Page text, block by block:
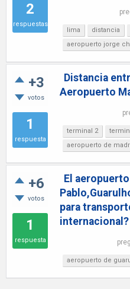
2
respuestas
lima distancia
aeropuerto jorge
+3
votos
1
respuesta
Distancia
Aeropuerto
terminal 2
aeropuerto de
+6
votos
1
respuesta
El
para
internacional?
aeropuerto de